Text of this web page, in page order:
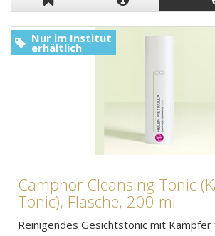
Camphor Cleansing Tonic
Tonic), Flasche, 200 ml
Reinigendes Gesichtstonic mit
Nur im Institut
erhältlich